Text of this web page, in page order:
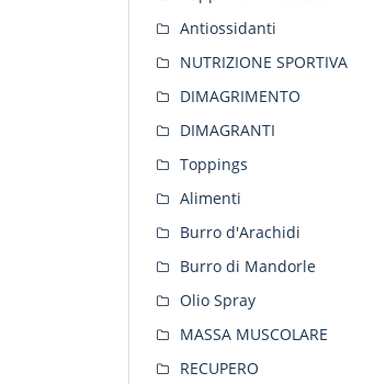
Antiossidanti
NUTRIZIONE SPORTIVA
DIMAGRIMENTO
DIMAGRANTI
Toppings
Alimenti
Burro d'Arachidi
Burro di Mandorle
Olio Spray
MASSA MUSCOLARE
RECUPERO